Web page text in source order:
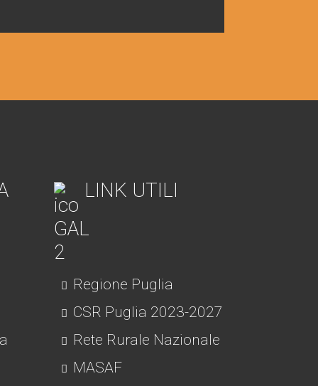
LINK UTILI
Regione Puglia
CSR Puglia 2023-2027
Rete Rurale Nazionale
MASAF